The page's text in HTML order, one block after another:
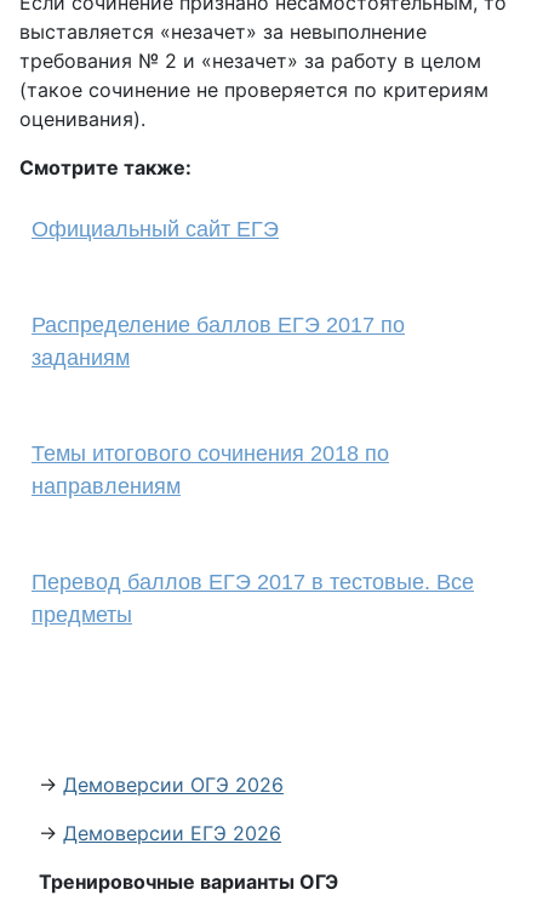
выставляется «незачет» за невыполнение
требования № 2 и «незачет» за работу в целом
(такое сочинение не проверяется по критериям
оценивания).
Смотрите также:
Официальный сайт ЕГЭ
Распределение баллов ЕГЭ 2017 по
заданиям
Темы итогового сочинения 2018 по
направлениям
Перевод баллов ЕГЭ 2017 в тестовые. Все
предметы
→ Демоверсии ОГЭ 2026
→ Демоверсии ЕГЭ 2026
Тренировочные варианты ОГЭ